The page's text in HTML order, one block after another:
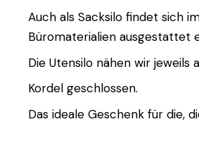
Auch als Sacksilo findet sich
Büromaterialien ausgestattet
Die Utensilo nähen wir
Kordel geschlossen.
Das ideale Geschenk für die,